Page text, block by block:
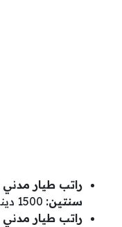
راتب طيار
سنتين:
راتب طيار